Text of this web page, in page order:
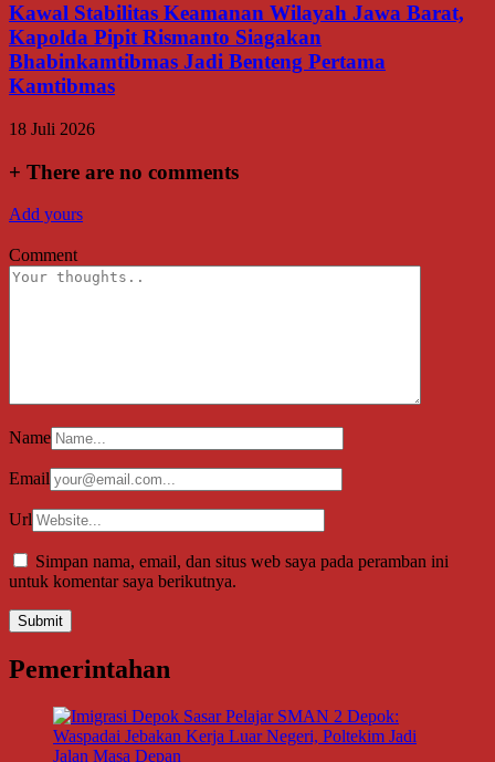
Kawal Stabilitas Keamanan Wilayah Jawa Barat,
Kapolda Pipit Rismanto Siagakan
Bhabinkamtibmas Jadi Benteng Pertama
Kamtibmas
18 Juli 2026
+ There are no comments
Add yours
Comment
Name
Email
Url
Simpan nama, email, dan situs web saya pada peramban ini
untuk komentar saya berikutnya.
Pemerintahan